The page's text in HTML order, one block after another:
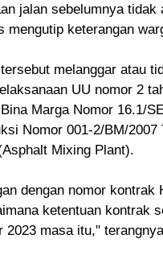
jalan sebelumnya
keterangan
melanggar atau
UU nomor 2
Marga Nomor 16.1/
Nomor 001-2/BM/
Mixing Plant).
dengan nomor
ketentuan kontrak
2023 masa itu,"